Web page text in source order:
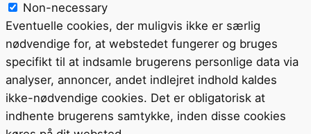
Non-necessary
Eventuelle cookies, der muligvis ikke er særlig
nødvendige for, at webstedet fungerer og bruges
specifikt til at indsamle brugerens personlige data via
analyser, annoncer, andet indlejret indhold kaldes
ikke-nødvendige cookies. Det er obligatorisk at
indhente brugerens samtykke, inden disse cookies